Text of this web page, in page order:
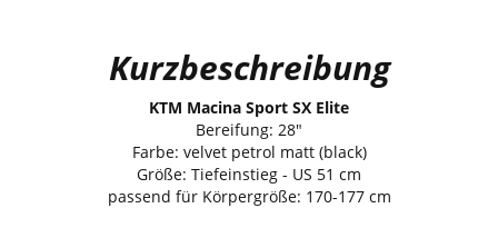
Kurzbeschreibung
KTM Macina Sport SX Elite
Bereifung: 28"
Farbe: velvet petrol matt (black)
Größe: Tiefeinstieg - US 51 cm
passend für Körpergröße: 170-177 cm